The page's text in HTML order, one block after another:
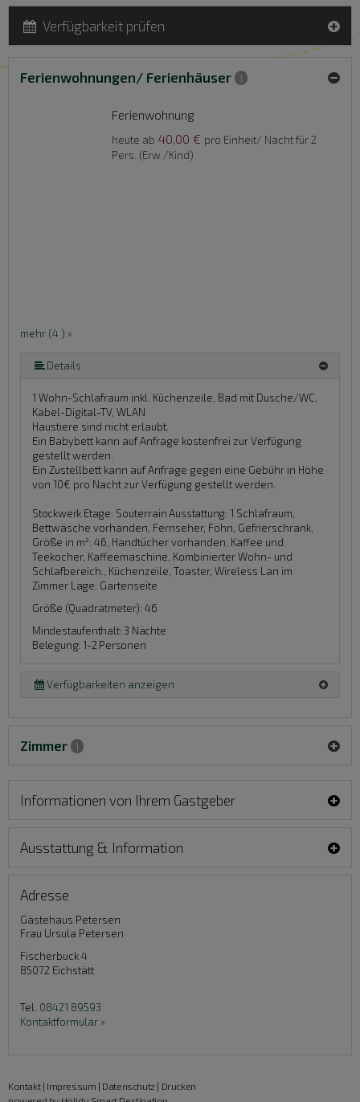
Verfügbarkeit prüfen
Ferienwohnungen/ Ferienhäuser 1
mehr (4 ) »
Ferienwohnung
heute ab 40,00 € pro Einheit/ Nacht für 2
Pers. (Erw./Kind)
Details
1 Wohn-Schlafraum inkl. Küchenzeile, Bad mit Dusche/WC,
Kabel-Digital-TV, WLAN
Haustiere sind nicht erlaubt.
Ein Babybett kann auf Anfrage kostenfrei zur Verfügung
gestellt werden.
Ein Zustellbett kann auf Anfrage gegen eine Gebühr in Höhe
von 10€ pro Nacht zur Verfügung gestellt werden.
Stockwerk Etage: SouterrainAusstattung: 1 Schlafraum,
Bettwäsche vorhanden, Fernseher, Föhn, Gefrierschrank,
Größe in m²: 46, Handtücher vorhanden, Kaffee und
Teekocher, Kaffeemaschine, Kombinierter Wohn- und
Schlafbereich., Küchenzeile, Toaster, Wireless Lan im
Zimmer Lage: Gartenseite
Größe (Quadratmeter): 46
Mindestaufenthalt: 3 Nächte
Belegung: 1-2 Personen
Verfügbarkeiten anzeigen
Zimmer 1
Informationen von Ihrem Gastgeber
Ausstattung & Information
Adresse
Gästehaus Petersen
Frau Ursula Petersen
Fischerbuck 4
85072 Eichstätt
Tel. 08421 89593
Kontaktformular »
Kontakt| Impressum | Datenschutz| Drucken